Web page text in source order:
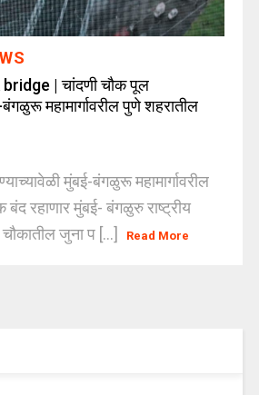
| चांदणी चौक पूल
महामार्गावरील पुणे शहरातील
मुंबई-बंगळुरू महामार्गावरील
रहाणार मुंबई- बंगळुरु राष्ट्रीय
चौकातील जुना प [...]
Read More